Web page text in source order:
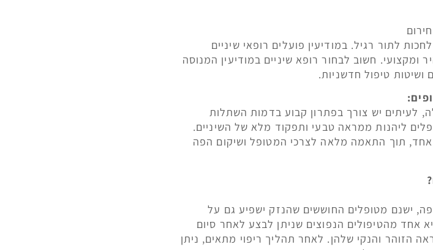
לתור רגיל. במודיעין פועלים רופאי שיניים
חשוב לבחור רופא שיניים במודיעין המנוסה
טיפול חדשניות.
לעיתים יש צורך בפתרון קבוע בדמות השתלות
ליהנות ממראה טבעי ותפקוד מלא של השיניים.
אחד, תוך התאמה מלאה לצרכי המטופל ושיקום הפה
ישנם מטופלים החוששים שהנזק ישפיע גם על
אחד מהטיפולים הנפוצים שניתן לבצע לאחר סיום
הזוהר והנקי שלהן. לאחר תהליך ריפוי מתאים, ניתן